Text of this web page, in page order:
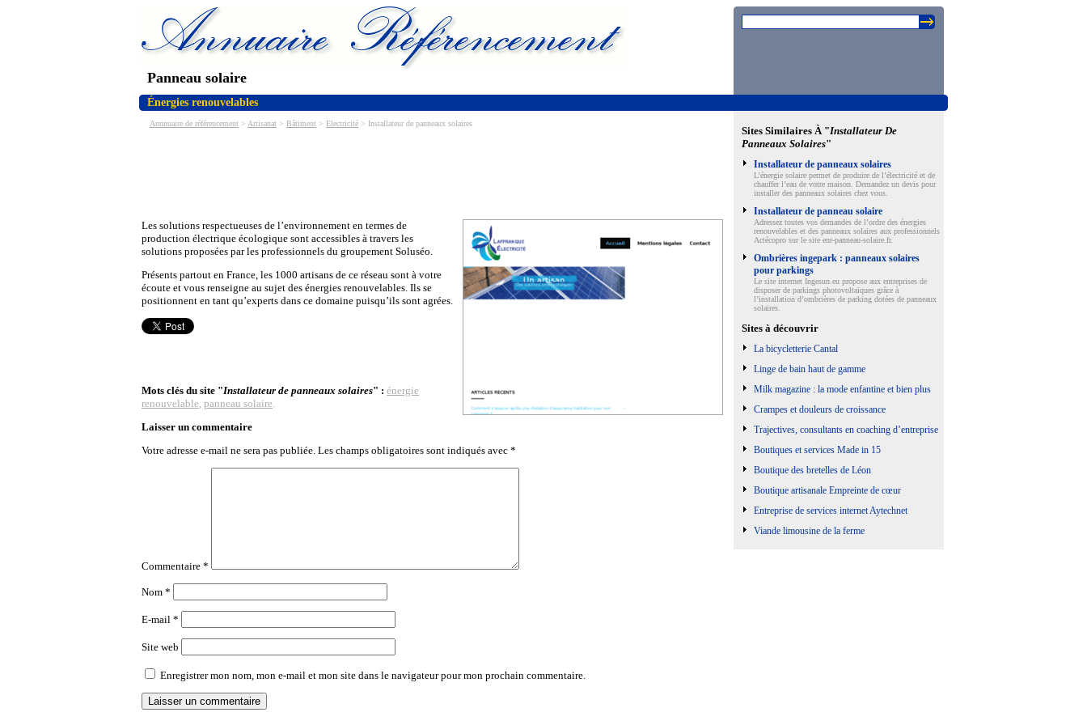
Panneau solaire
Énergies renouvelables
Annnuaire de référencement > Artisanat > Bâtiment > Electricité > Installateur de panneaux solaires
Les solutions respectueuses de l’environnement en termes de
production électrique écologique sont accessibles à travers les
solutions proposées par les professionnels du groupement Soluséo.
Présents partout en France, les 1000 artisans de ce réseau sont à votre
écoute et vous renseigne au sujet des énergies renouvelables. Ils se
positionnent en tant qu’experts dans ce domaine puisqu’ils sont agrées.
Mots clés du site "Installateur de panneaux solaires" : énergie
renouvelable, panneau solaire.
Laisser un commentaire
Votre adresse e-mail ne sera pas publiée. Les champs obligatoires sont indiqués avec *
Commentaire *
Nom *
E-mail *
Site web
Enregistrer mon nom, mon e-mail et mon site dans le navigateur pour mon prochain commentaire.
Sites Similaires À "Installateur De
Panneaux Solaires"
Installateur de panneaux solaires
L’énergie solaire permet de produire de l’électricité et de
chauffer l’eau de votre maison. Demandez un devis pour
installer des panneaux solaires chez vous.
Installateur de panneau solaire
Adressez toutes vos demandes de l’ordre des énergies
renouvelables et des panneaux solaires aux professionnels
Actécopro sur le site enr-panneau-solaire.fr.
Ombrières ingepark : panneaux solaires
pour parkings
Le site internet Ingesun.eu propose aux entreprises de
disposer de parkings photovoltaïques grâce à
l’installation d’ombrières de parking dotées de panneaux
solaires.
Sites à découvrir
La bicycletterie Cantal
Linge de bain haut de gamme
Milk magazine : la mode enfantine et bien plus
Crampes et douleurs de croissance
Trajectives, consultants en coaching d’entreprise
Boutiques et services Made in 15
Boutique des bretelles de Léon
Boutique artisanale Empreinte de cœur
Entreprise de services internet Aytechnet
Viande limousine de la ferme